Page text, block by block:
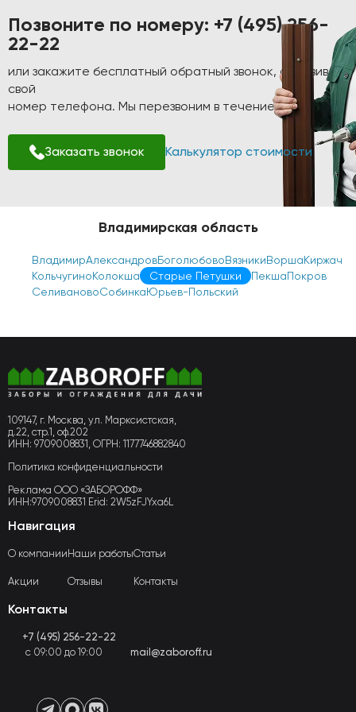
Позвоните по номеру: +7 (495) 256-
22-22
или закажите бесплатный обратный звонок, оставив
свой
номер телефона. Мы перезвоним в течение 1-2 минут!
Заказать звонок Калькулятор стоимости
Владимирская область
ВладимирАлександровБоголюбовоВязникиВоршаКиржач
КольчугиноКолокша Старые Петушки ПекшаПокров
СеливановоСобинкаЮрьев-Польский
109147, г. Москва, ул. Марксистская,
д.22, стр.1, оф.202
ИНН: 9709008831, ОГРН: 1177746882840
Политика конфиденциальности
Реклама ООО «ЗАБОРОФФ»
ИНН:9709008831 Erid: 2W5zFJYxa6L
Навигация
О компании
Акции
Наши работы
Отзывы
Статьи
Контакты
Контакты
+7 (495) 256-22-22
с 09:00 до 19:00
mail@zaboroff.ru